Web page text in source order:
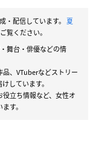
・配信しています。 夏
覧ください。
舞台・俳優などの情
、VTuberなどストリー
しています。
立ち情報など、女性オ
す。